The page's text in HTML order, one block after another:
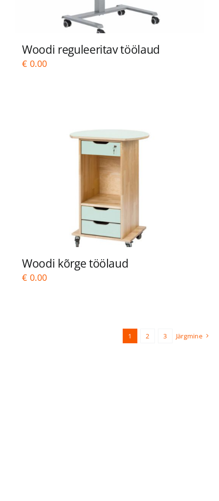
Woodi reguleeritav töölaud
€ 0.00
Woodi kõrge töölaud
€ 0.00
1 2 3 Järgmine